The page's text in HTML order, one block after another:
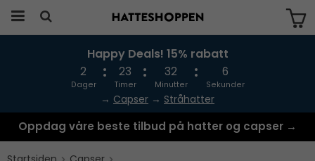
Produktet har blitt lagt til i handlekurven
Happy Deals! 15% rabatt
2
Dager
23
Timer
32
Minutter
6
Sekunder
→ Capser → Stråhatter
Oppdag våre beste tilbud på hatter og capser →